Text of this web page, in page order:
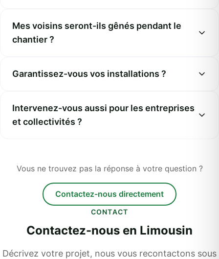
Mes voisins seront-ils gênés pendant le
chantier ?
Garantissez-vous vos installations ?
Intervenez-vous aussi pour les entreprises
et collectivités ?
Vous ne trouvez pas la réponse à votre question ?
Contactez-nous directement
CONTACT
Contactez-nous en Limousin
Décrivez votre projet, nous vous recontactons sous